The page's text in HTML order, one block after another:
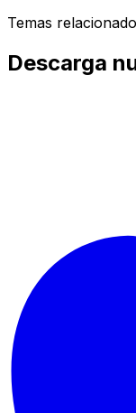
Temas
Descarga